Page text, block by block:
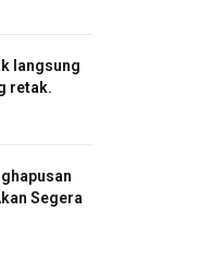
langsung
retak.
Segera